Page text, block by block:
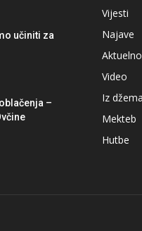
učiniti za
–
Vijesti
Najave
Aktuelno
Video
Iz
Mekteb
Hutbe